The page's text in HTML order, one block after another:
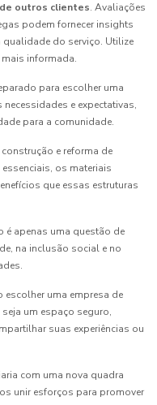
outros clientes. Avaliações
podem fornecer insights
do serviço. Utilize
informada.
para escolher uma
e expectativas,
para a comunidade.
e reforma de
os materiais
que essas estruturas
é apenas uma questão de
na inclusão social e no
uma empresa de
um espaço seguro,
suas experiências ou
com uma nova quadra
unir esforços para promover